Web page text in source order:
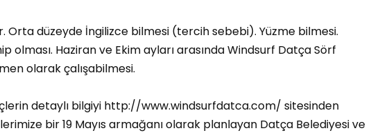
Orta düzeyde İngilizce bilmesi (tercih sebebi). Yüzme bilmesi.
olması. Haziran ve Ekim ayları arasında Windsurf Datça Sörf
olarak çalışabilmesi.
detaylı bilgiyi http://www.windsurfdatca.com/ sitesinden
bir 19 Mayıs armağanı olarak planlayan Datça Belediyesi ve